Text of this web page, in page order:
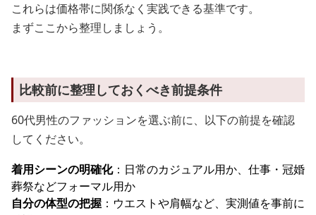
これらは価格帯に関係なく実践できる基準です。
まずここから整理しましょう。
比較前に整理しておくべき前提条件
60代男性のファッションを選ぶ前に、以下の前提を確認
してください。
着用シーンの明確化：日常のカジュアル用か、仕事・冠婚
葬祭などフォーマル用か
自分の体型の把握 ：ウエストや肩幅など、実測値を事前に